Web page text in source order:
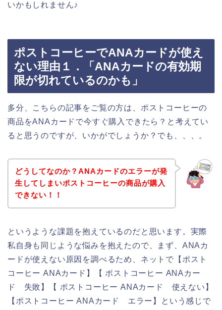
いかもしれません♪
ポストコーヒーでANAカードが使え
ない理由１．「ANAカードの有効期
限が切れているのかも」
多分、こちらの記事をご覧の方は、ポストコーヒーの
商品をANAカードで今すぐ購入できたら？と考えてい
ると思うのですが、いかがでしょうか？でも、、、。
どうしてなのか？ANAカードのエラーが発
生してしまいポストコーヒーの商品が購入
できない！！
というような課題を抱えているのだと思います。実際
私自身も同じような悩みを抱えたので、まず、ANAカ
ードが使えない原因を調べるため、ネットで【ポスト
コーヒー ANAカード】【 ポストコーヒー ANAカー
ド 失敗】【 ポストコーヒー ANAカード 使えない】
【ポストコーヒー ANAカード エラー】という感じで